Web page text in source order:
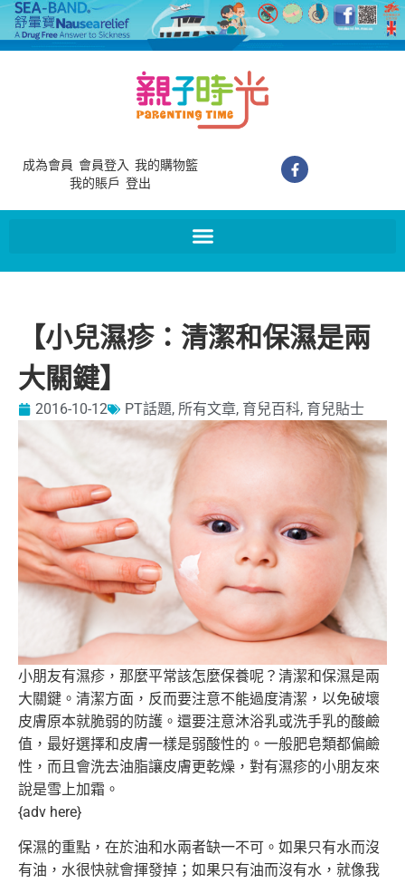
成為會員 會員登入 我的購物籃
我的賬戶 登出
【小兒濕疹：清潔和保濕是兩
大關鍵】
2016-10-12 PT話題, 所有文章, 育兒百科, 育兒貼士
小朋友有濕疹，那麼平常該怎麼保養呢？清潔和保濕是兩
大關鍵。清潔方面，反而要注意不能過度清潔，以免破壞
皮膚原本就脆弱的防護 。還要注意沐浴乳或洗手乳的酸鹼
值，最好選擇和皮膚一樣是弱酸性的。一般肥皂類都偏鹼
性，而且會洗去油脂讓皮膚更乾燥， 對有濕疹的小朋友來
說是雪上加霜。
{adv here}
保濕的重點，在於油和水兩者缺一不可。如果只有水而沒
有油，水很快就會揮發掉；如果只有油而沒有水，就像我